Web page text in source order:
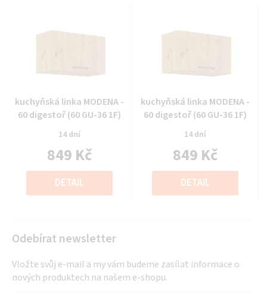
Průměrné
hodnocení
produktu
je
0,0
5
hvězdiček.
kuchyňská linka MODENA -
60 digestoř (60 GU-36 1F)
14 dní
849 Kč
Měrná
cena:
DETAIL
Průměrné
hodnocení
produktu
je
0,0
5
hvězdiček.
kuchyňská linka MODENA -
60 digestoř (60 GU-36 1F)
14 dní
849 Kč
Měrná
cena:
DETAIL
Odebírat newsletter
Vložte svůj e-mail a my vám budeme zasílat informace o
nových produktech na našem e-shopu.